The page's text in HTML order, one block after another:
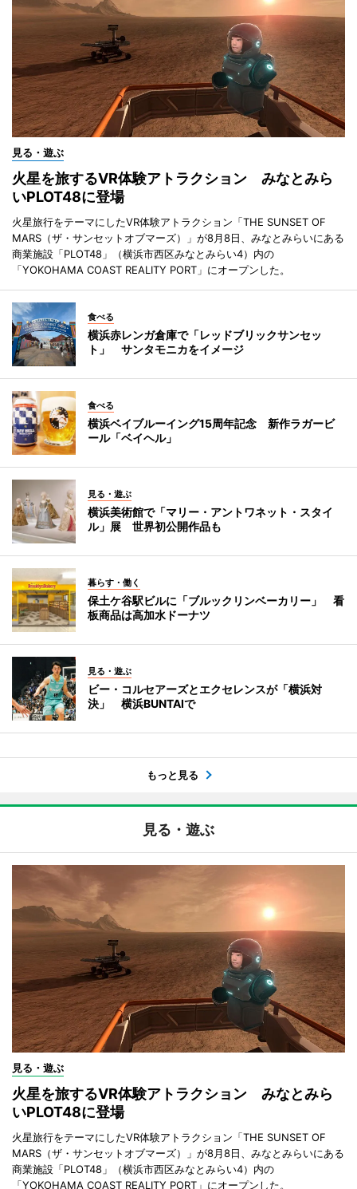
見る・遊ぶ
火星を旅するVR体験アトラクション みなとみら
いPLOT48に登場
火星旅行をテーマにしたVR体験アトラクション「THE SUNSET OF
MARS（ザ・サンセットオブマーズ）」が8月8日、みなとみらいにある
商業施設「PLOT48」（横浜市西区みなとみらい4）内の
「YOKOHAMA COAST REALITY PORT」にオープンした。
食べる
横浜赤レンガ倉庫で「レッドブリックサンセッ
ト」 サンタモニカをイメージ
食べる
横浜ベイブルーイング15周年記念 新作ラガービ
ール「ベイヘル」
見る・遊ぶ
横浜美術館で「マリー・アントワネット・スタイ
ル」展 世界初公開作品も
暮らす・働く
保土ケ谷駅ビルに「ブルックリンベーカリー」 看
板商品は高加水ドーナツ
見る・遊ぶ
ビー・コルセアーズとエクセレンスが「横浜対
決」 横浜BUNTAIで
もっと見る
見る・遊ぶ
見る・遊ぶ
火星を旅するVR体験アトラクション みなとみら
いPLOT48に登場
火星旅行をテーマにしたVR体験アトラクション「THE SUNSET OF
MARS（ザ・サンセットオブマーズ）」が8月8日、みなとみらいにある
商業施設「PLOT48」（横浜市西区みなとみらい4）内の
「YOKOHAMA COAST REALITY PORT」にオープンした。